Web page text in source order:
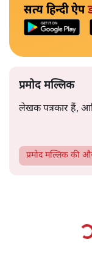
सत्य हिन्दी ऐप
प्रमोद मल्लिक
लेखक पत्रकार हैं,
प्रमोद मल्लिक की